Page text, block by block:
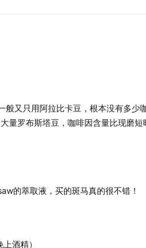
，也发生在我国的咖啡产地云
之外的土地绑在了一起，也希望
品链接如下，欢迎收听本期节目
般又只用阿拉比卡豆，根本没有多少
量罗布斯塔豆，咖啡因含量比现磨短
的萃取液，买的斑马真的很不错！
酒精）